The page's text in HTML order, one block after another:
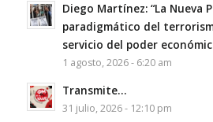
Diego Martínez: “La Nueva
paradigmático del
servicio del poder
1 agosto, 2026 - 6:20 am
Transmite…
31 julio, 2026 - 12:10 pm